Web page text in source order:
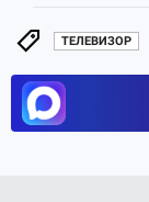
ТЕЛЕВИЗОР